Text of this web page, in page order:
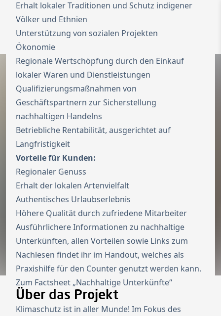
Zur Startseite
Erhalt lokaler Traditionen und Schutz indigener
Völker und Ethnien
Unterstützung von sozialen Projekten
Ökonomie
Regionale Wertschöpfung durch den Einkauf
lokaler Waren und Dienstleistungen
Qualifizierungsmaßnahmen von
Geschäftspartnern zur Sicherstellung
nachhaltigen Handelns
Betriebliche Rentabilität, ausgerichtet auf
Langfristigkeit
Vorteile für Kunden:
Regionaler Genuss
Erhalt der lokalen Artenvielfalt
Authentisches Urlaubserlebnis
Höhere Qualität durch zufriedene Mitarbeiter
Ausführlichere Informationen zu nachhaltige
Unterkünften, allen Vorteilen sowie Links zum
Nachlesen findet ihr im Handout, welches als
Praxishilfe für den Counter genutzt werden kann.
Zum Factsheet „Nachhaltige Unterkünfte“
Über das Projekt
Klimaschutz ist in aller Munde! Im Fokus des